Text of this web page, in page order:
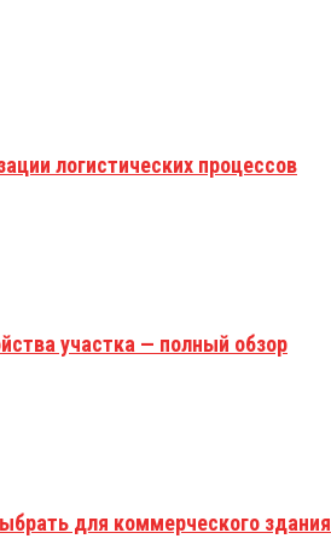
логистических процессов
участка — полный обзор
для коммерческого здания